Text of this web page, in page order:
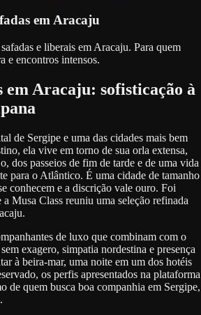
em Aracaju
e liberais em Aracaju. Para quem
e encontros intensos.
em Aracaju: sofisticação à
de Sergipe e uma das cidades mais bem
ela vive em torno de sua orla extensa,
dos passeios de fim de tarde e de uma vida
para o Atlântico. É uma cidade de tamanho
conhecem e a discrição vale ouro. Foi
Musa Class reuniu uma seleção refinada
de luxo que combinam com o
exagero, simpatia nordestina e presença
à beira-mar, uma noite em um dos hotéis
os perfis apresentados na plataforma
de quem busca boa companhia em Sergipe,